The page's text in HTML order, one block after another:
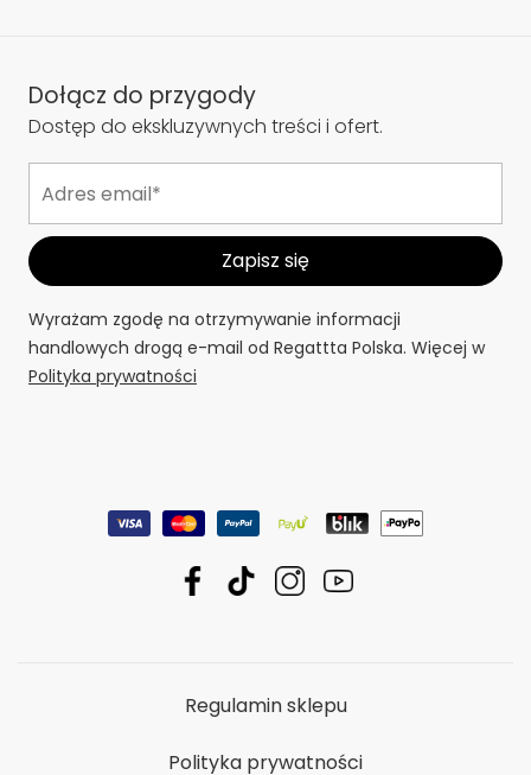
Dołącz do przygody
Dostęp do ekskluzywnych treści i ofert.
Wyrażam zgodę na otrzymywanie informacji
handlowych drogą e-mail od Regattta Polska. Więcej w
Polityka prywatności
Regulamin sklepu
Polityka prywatności